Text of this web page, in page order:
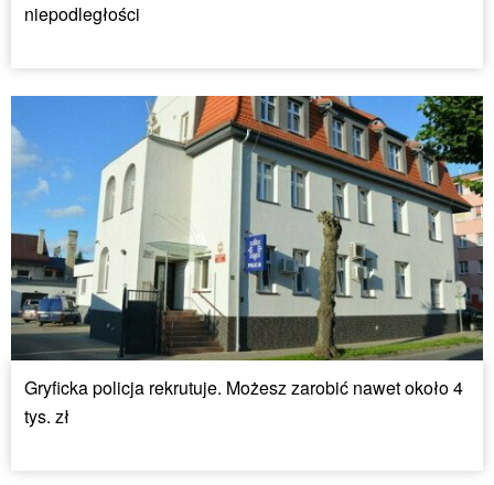
niepodległości
Gryficka policja rekrutuje. Możesz zarobić nawet około 4
tys. zł